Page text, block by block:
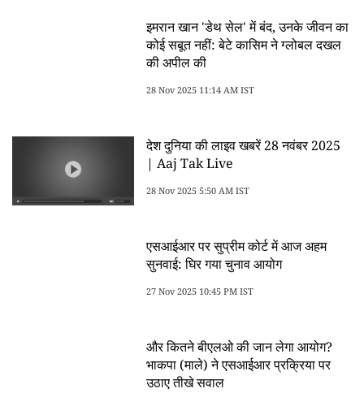
इमरान खान 'डेथ सेल' में बंद, उनके जीवन का
कोई सबूत नहीं: बेटे कासिम ने ग्लोबल दखल
की अपील की
28 Nov 2025 11:14 AM IST
देश दुनिया की लाइव खबरें 28 नवंबर 2025
| Aaj Tak Live
28 Nov 2025 5:50 AM IST
एसआईआर पर सुप्रीम कोर्ट में आज अहम
सुनवाई: घिर गया चुनाव आयोग
27 Nov 2025 10:45 PM IST
और कितने बीएलओ की जान लेगा आयोग?
भाकपा (माले) ने एसआईआर प्रक्रिया पर
उठाए तीखे सवाल